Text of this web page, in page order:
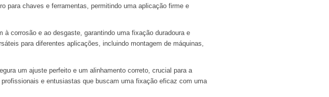
para chaves e ferramentas, permitindo uma aplicação firme e
corrosão e ao desgaste, garantindo uma fixação duradoura e
para diferentes aplicações, incluindo montagem de máquinas,
um ajuste perfeito e um alinhamento correto, crucial para a
e entusiastas que buscam uma fixação eficaz com uma